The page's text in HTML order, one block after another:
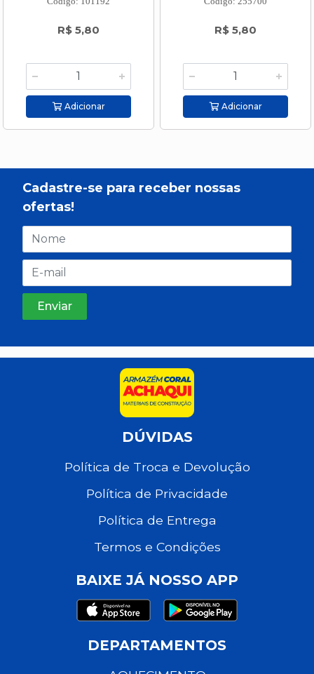
R$ 5,80
Adicionar
R$ 5,80
Adicionar
Cadastre-se para receber nossas
ofertas!
DÚVIDAS
Política de Troca e Devolução
Política de Privacidade
Política de Entrega
Termos e Condições
BAIXE JÁ NOSSO APP
DEPARTAMENTOS